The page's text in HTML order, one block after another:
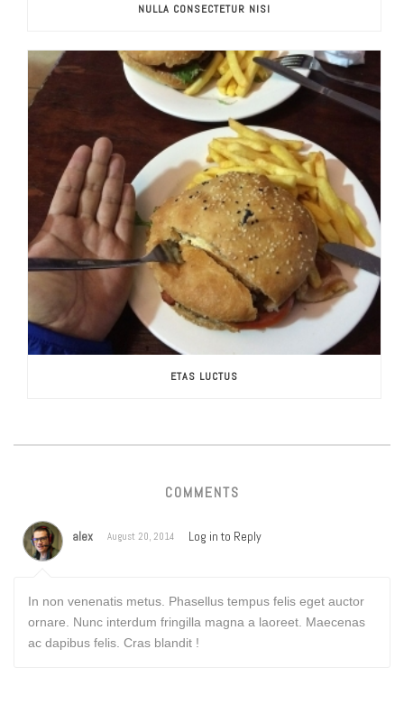
NULLA CONSECTETUR NISI
ETAS LUCTUS
COMMENTS
alex August 20, 2014 Log in to Reply
In non venenatis metus. Phasellus tempus felis eget auctor
ornare. Nunc interdum fringilla magna a laoreet. Maecenas
ac dapibus felis. Cras blandit !